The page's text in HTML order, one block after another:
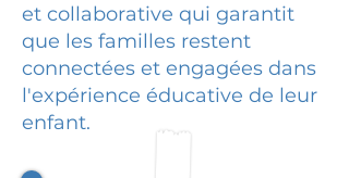
et collaborative qui garantit
que les familles restent
connectées et engagées dans
l'expérience éducative de leur
enfant.